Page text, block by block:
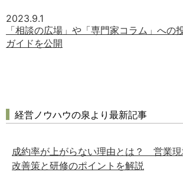
税務経理
経営の知恵
2023.9.1
「相談の広場」や「専門家コラム」への
ガイドを公開
経営ノウハウの泉より最新記事
成約率が上がらない理由とは？ 営業現
改善策と研修のポイントを解説